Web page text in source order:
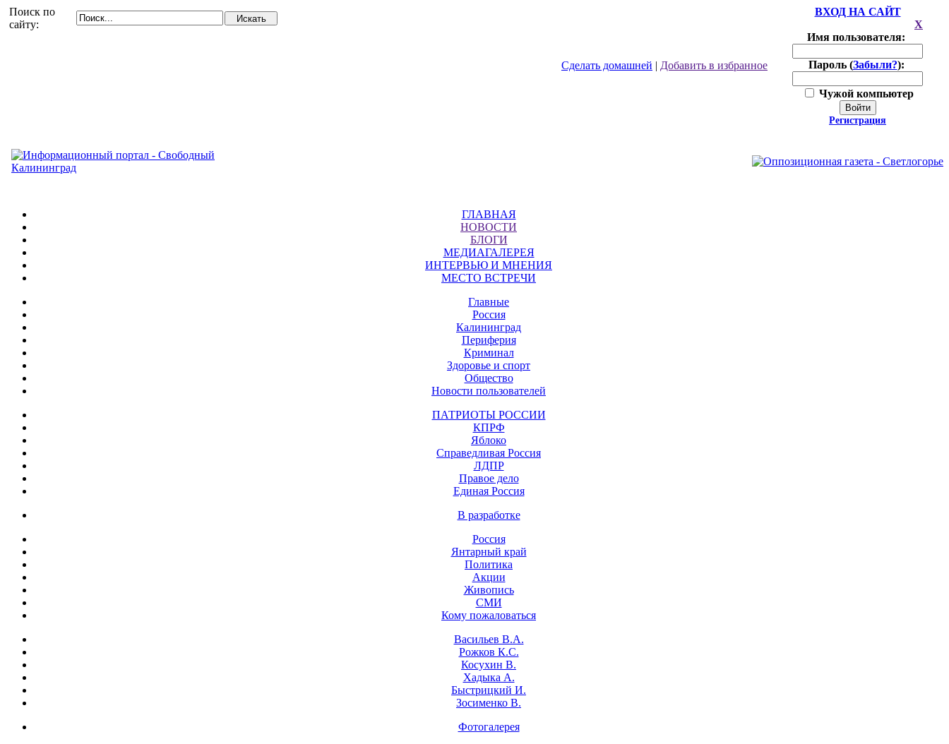
Поиск по
сайту:
Сделать домашней | Добавить в избранное
ВХОД НА САЙТ
X
Имя пользователя:
Пароль (Забыли?):
Чужой компьютер
Войти
Регистрация
ГЛАВНАЯ
НОВОСТИ
БЛОГИ
МЕДИАГАЛЕРЕЯ
ИНТЕРВЬЮ И МНЕНИЯ
МЕСТО ВСТРЕЧИ
Главные
Россия
Калининград
Периферия
Криминал
Здоровье и спорт
Общество
Новости пользователей
ПАТРИОТЫ РОССИИ
КПРФ
Яблоко
Справедливая Россия
ЛДПР
Правое дело
Единая Россия
В разработке
Россия
Янтарный край
Политика
Акции
Живопись
СМИ
Кому пожаловаться
Васильев В.А.
Рожков К.С.
Косухин В.
Хадыка А.
Быстрицкий И.
Зосименко В.
Фотогалерея